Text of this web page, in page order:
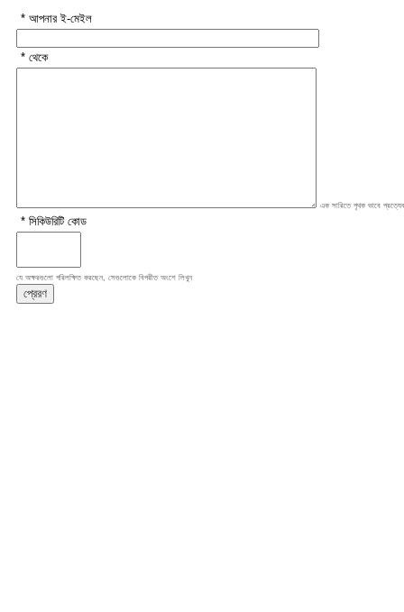
* আপনার ই-মেইল
* থেকে
এক সারিতে পৃথক ভাবে
* সিকিউরিটি কোড
যে অক্ষরগুলো পরিলক্ষিত করছেন, সেগুলোকে বিপরীত অংশে লিখুন